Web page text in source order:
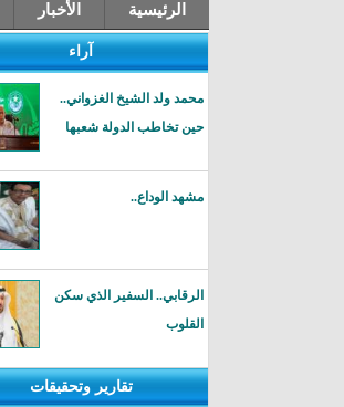
الرئيسية الأخبار
آراء
محمد ولد الشيخ الغزواني..
حين تخاطب الدولة شعبها
مشهد الوداع..
الرقابي.. السفير الذي سكن
القلوب
تقارير وتحقيقات